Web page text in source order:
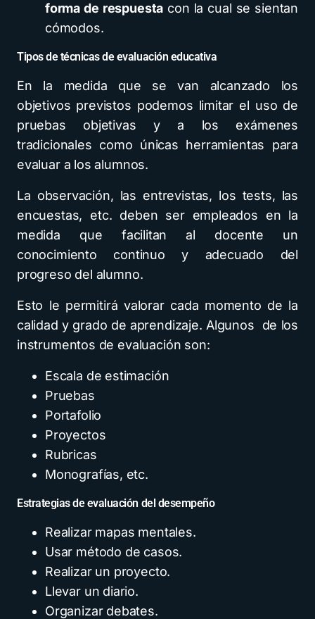
forma de respuesta con la cual se sientan
cómodos.
Tipos de técnicas de evaluación educativa
En la medida que se van alcanzado los
objetivos previstos podemos limitar el uso de
pruebas objetivas y a los exámenes
tradicionales como únicas herramientas para
evaluar a los alumnos.
La observación, las entrevistas, los tests, las
encuestas, etc. deben ser empleados en la
medida que facilitan al docente un
conocimiento continuo y adecuado del
progreso del alumno.
Esto le permitirá valorar cada momento de la
calidad y grado de aprendizaje. Algunos de los
instrumentos de evaluación son:
Escala de estimación
Pruebas
Portafolio
Proyectos
Rubricas
Monografías, etc.
Estrategias de evaluación del desempeño
Realizar mapas mentales.
Usar método de casos.
Realizar un proyecto.
Llevar un diario.
Organizar debates.